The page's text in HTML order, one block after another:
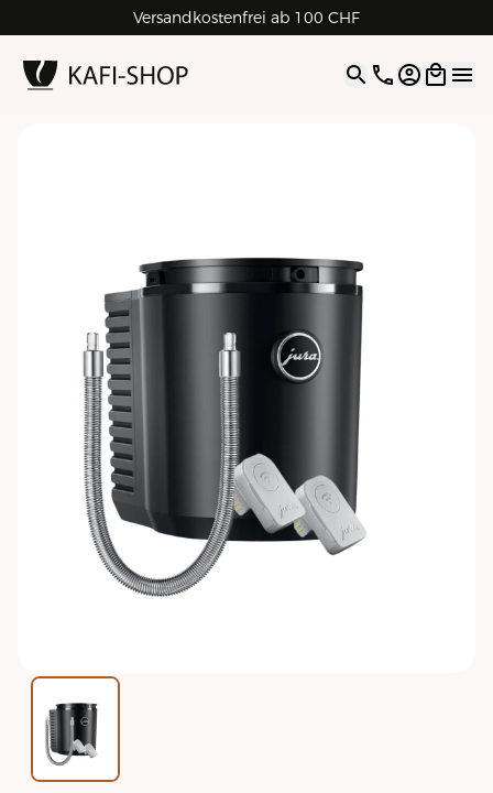
Versandkostenfrei ab 100 CHF
4.9| 5.0 Google
Open